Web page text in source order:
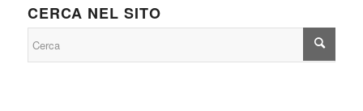
CERCA NEL SITO